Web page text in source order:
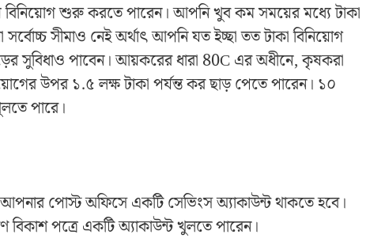
বিনিয়োগ শুরু করতে পারেন। আপনি খুব কম সময়ের মধ্যে টাকা
সীমাও নেই অর্থাৎ আপনি যত ইচ্ছা তত টাকা বিনিয়োগ
সুবিধাও পাবেন। আয়করের ধারা 80C এর অধীনে, কৃষকরা
উপর ১.৫ লক্ষ টাকা পর্যন্ত কর ছাড় পেতে পারেন। ১০
পারে।
পোস্ট অফিসে একটি সেভিংস অ্যাকাউন্ট থাকতে হবে।
পত্রে একটি অ্যাকাউন্ট খুলতে পারেন।